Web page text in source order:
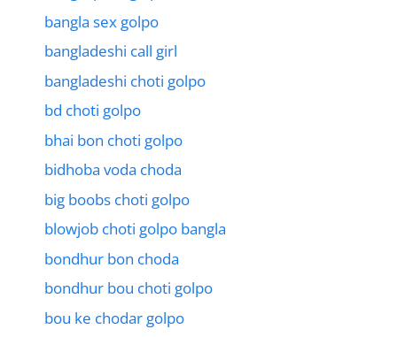
bangla sex golpo
bangladeshi call girl
bangladeshi choti golpo
bd choti golpo
bhai bon choti golpo
bidhoba voda choda
big boobs choti golpo
blowjob choti golpo bangla
bondhur bon choda
bondhur bou choti golpo
bou ke chodar golpo